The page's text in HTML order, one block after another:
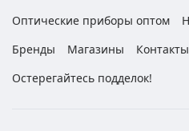
Оптические приборы оптом
Бренды
Магазины Контакты
Остерегайтесь подделок!